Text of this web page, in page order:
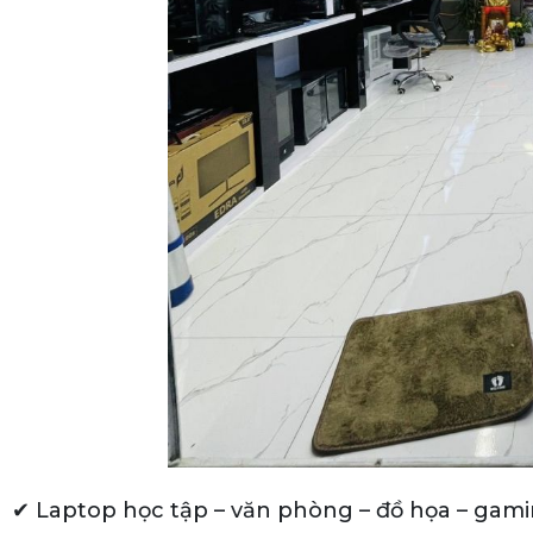
✔ Laptop học tập – văn phòng – đồ họa –